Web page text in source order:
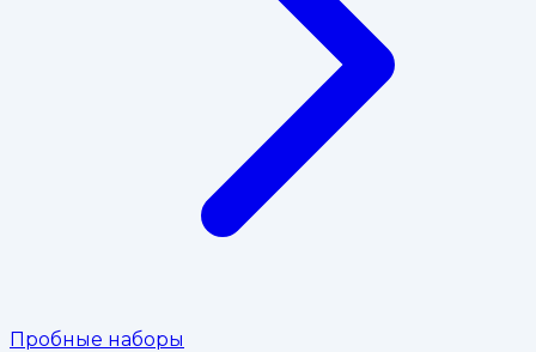
Пробные наборы